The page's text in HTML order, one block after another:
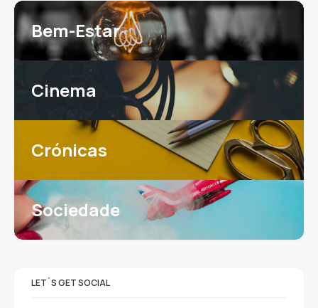
Bem-Estar
Cinema
Crónicas
Sociedade
LET`S GET SOCIAL